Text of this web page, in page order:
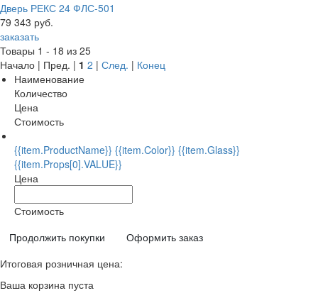
Дверь РЕКС 24 ФЛС-501
79 343 руб.
заказать
Товары 1 - 18 из 25
Начало | Пред. | 1 2 | След. | Конец
Наименование
Количество
Цена
Стоимость
{{item.ProductName}} {{item.Color}} {{item.Glass}}
{{item.Props[0].VALUE}}
Цена
Стоимость
Продолжить покупки
Оформить заказ
Итоговая розничная цена:
Ваша корзина пуста